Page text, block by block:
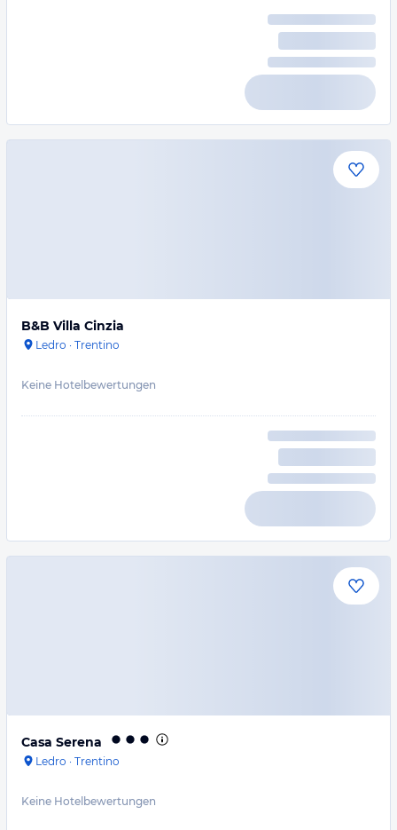
B&B Villa Cinzia
Ledro · Trentino
Keine Hotelbewertungen
Casa Serena
Ledro · Trentino
Keine Hotelbewertungen